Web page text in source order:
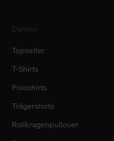
Topseller
T-Shirts
Poloshirts
Trägershirts
Rollkragenpullover